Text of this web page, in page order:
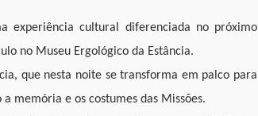
experiência cultural diferenciada no próximo
no Museu Ergológico da Estância.
que nesta noite se transforma em palco para
memória e os costumes das Missões.